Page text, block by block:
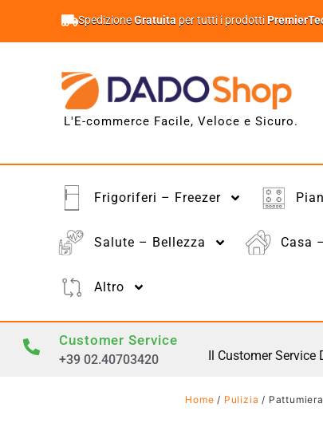
SpedizioneGratuita per tutti i prodotti
L'E-commerce Facile, Veloce e Sicuro.
Frigoriferi – Freezer
Salute – Bellezza Casa
Altro
Customer Service
+39 02.40703420 Il Customer
Home / Pulizia /